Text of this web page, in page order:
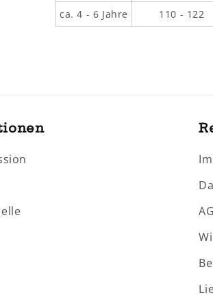
ca. 4 - 6 Jahre 110 - 122